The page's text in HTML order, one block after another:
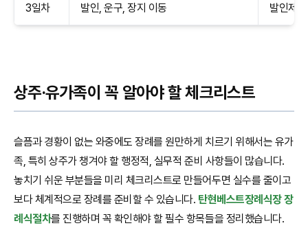
3일차 발인, 운구, 장지 이동 발인제
상주·유가족이 꼭 알아야 할 체크리스트
슬픔과 경황이 없는 와중에도 장례를 원만하게 치르기 위해서는 유가
족, 특히 상주가 챙겨야 할 행정적, 실무적 준비 사항들이 많습니다.
놓치기 쉬운 부분들을 미리 체크리스트로 만들어두면 실수를 줄이고
보다 체계적으로 장례를 준비할 수 있습니다. 탄현베스트장례식장 장
례식절차를 진행하며 꼭 확인해야 할 필수 항목들을 정리했습니다.